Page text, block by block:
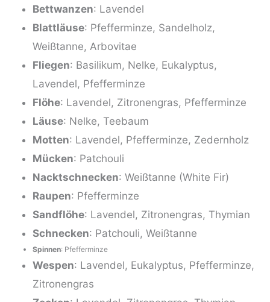
Bettwanzen: Lavendel
Blattläuse: Pfefferminze, Sandelholz,
Weißtanne, Arbovitae
Fliegen: Basilikum, Nelke, Eukalyptus,
Lavendel, Pfefferminze
Flöhe: Lavendel, Zitronengras, Pfefferminze
Läuse: Nelke, Teebaum
Motten: Lavendel, Pfefferminze, Zedernholz
Mücken: Patchouli
Nacktschnecken: Weißtanne (White Fir)
Raupen: Pfefferminze
Sandflöhe: Lavendel, Zitronengras, Thymian
Schnecken: Patchouli, Weißtanne
Spinnen: Pfefferminze
Wespen: Lavendel, Eukalyptus, Pfefferminze,
Zitronengras